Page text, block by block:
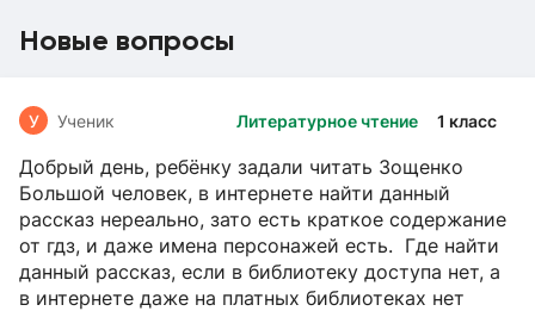
Новые вопросы
Литературное чтение 1 класс
У Ученик
Добрый день, ребёнку задали читать Зощенко
Большой человек, в интернете найти данный
рассказ нереально, зато есть краткое содержание
от гдз, и даже имена персонажей есть. Где найти
данный рассказ, если в библиотеку доступа нет, а
в интернете даже на платных библиотеках нет